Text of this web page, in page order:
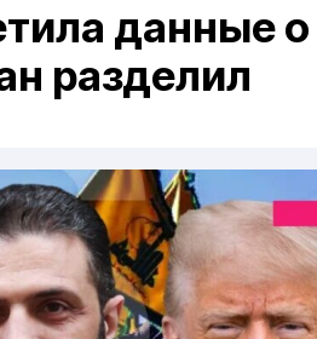
данные о
разделил